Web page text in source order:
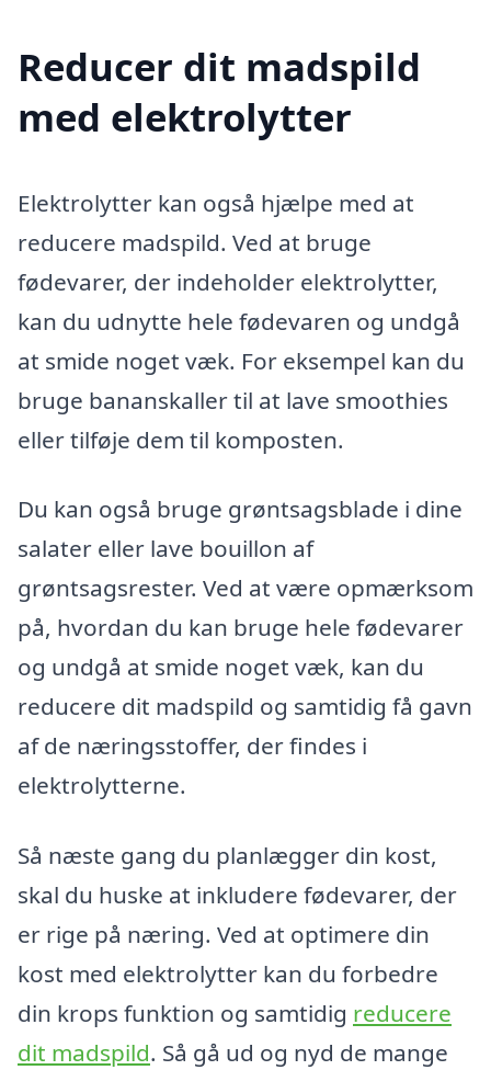
Reducer dit madspild
med elektrolytter
Elektrolytter kan også hjælpe med at
reducere madspild. Ved at bruge
fødevarer, der indeholder elektrolytter,
kan du udnytte hele fødevaren og undgå
at smide noget væk. For eksempel kan du
bruge bananskaller til at lave smoothies
eller tilføje dem til komposten.
Du kan også bruge grøntsagsblade i dine
salater eller lave bouillon af
grøntsagsrester. Ved at være opmærksom
på, hvordan du kan bruge hele fødevarer
og undgå at smide noget væk, kan du
reducere dit madspild og samtidig få gavn
af de næringsstoffer, der findes i
elektrolytterne.
Så næste gang du planlægger din kost,
skal du huske at inkludere fødevarer, der
er rige på næring. Ved at optimere din
kost med elektrolytter kan du forbedre
din krops funktion og samtidig reducere
dit madspild. Så gå ud og nyd de mange